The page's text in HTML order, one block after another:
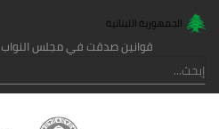
الجمهورية اللبنانية
قوانين صدقت في مجلس النواب